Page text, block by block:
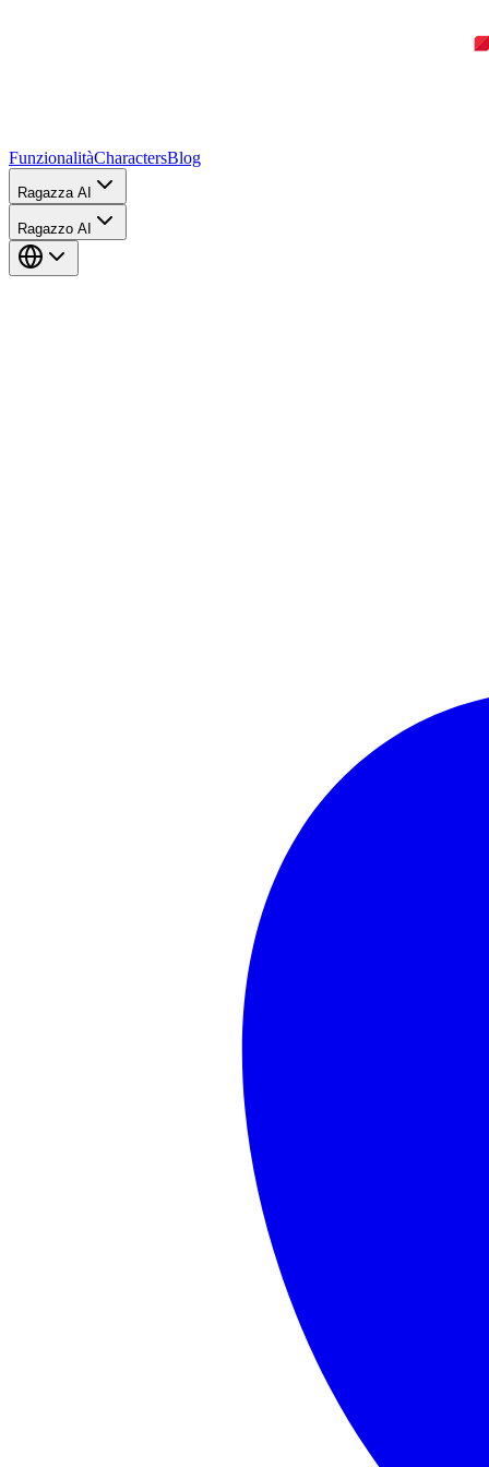
FunzionalitàCharactersBlog
Ragazza AI
Ragazzo AI